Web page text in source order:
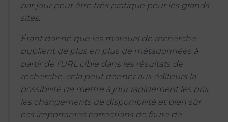
par jour peut être très pratique pour les grands
sites.
Étant donné que les moteurs de recherche
publient de plus en plus de métadonnées à
partir de l’URL cible dans les résultats de
recherche, cela peut donner aux éditeurs la
possibilité de mettre à jour rapidement les prix,
les changements de disponibilité et bien sûr
ces importantes corrections de faute de